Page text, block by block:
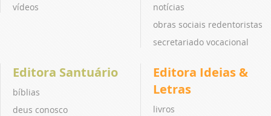
vídeos
notícias
obras sociais redentoristas
secretariado vocacional
Editora Santuário
bíblias
deus conosco
Editora Ideias &
Letras
livros